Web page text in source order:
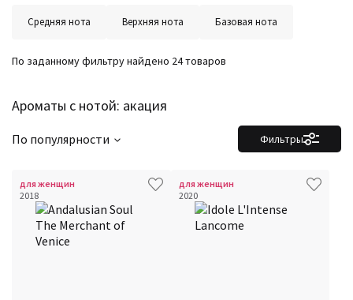
Средняя нота Верхняя нота Базовая нота
Ароматы с нотой: акация
По заданному фильтру найдено 24 товаров
Фильтры
По популярности
для женщин
2018
для женщин
2020